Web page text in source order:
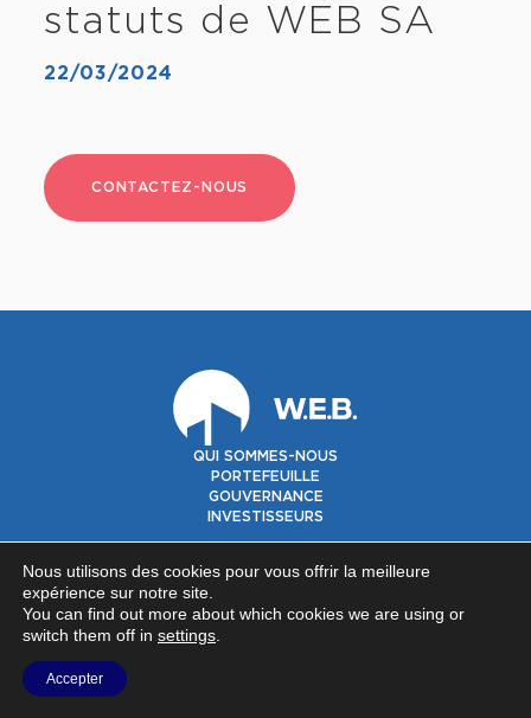
22/03/2024
statuts de WEB SA
CONTACTEZ-NOUS
QUI SOMMES-NOUS
PORTEFEUILLE
GOUVERNANCE
INVESTISSEURS
Contact
NOUS SUIVRE SUR
Nous utilisons des cookies pour vous offrir la meilleure
expérience sur notre site.
You can find out more about which cookies we are using or
switch them off in settings
Accepter